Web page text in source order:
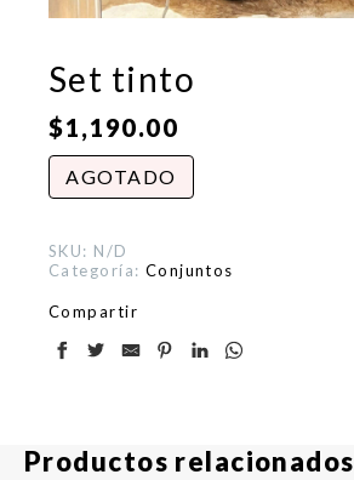
Set tinto
$1,190.00
AGOTADO
SKU: N/D
Categoría: Conjuntos
Compartir
Productos relacionados